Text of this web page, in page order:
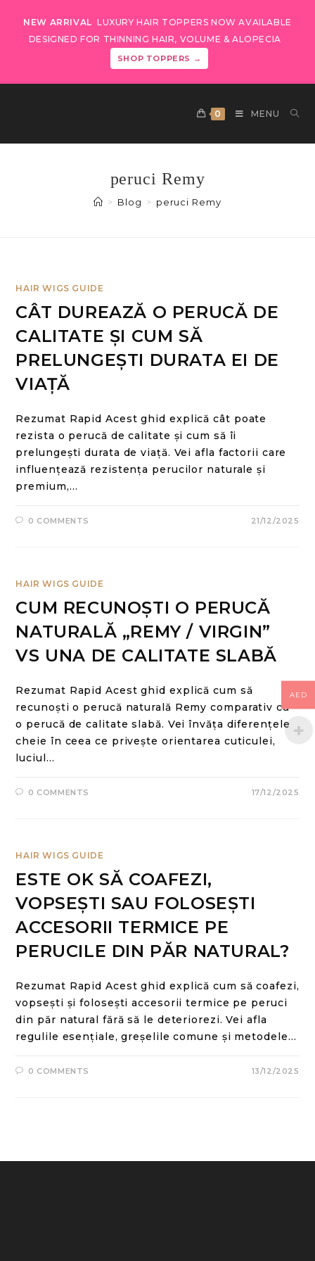
NEW ARRIVAL LUXURY HAIR TOPPERS NOW AVAILABLE
DESIGNED FOR THINNING HAIR, VOLUME & ALOPECIA
SHOP TOPPERS →
0 MENU
peruci Remy
> Blog > peruci Remy
HAIR WIGS GUIDE
CÂT DUREAZĂ O PERUCĂ DE
CALITATE ȘI CUM SĂ
PRELUNGEȘTI DURATA EI DE
VIAȚĂ
Rezumat Rapid Acest ghid explică cât poate
rezista o perucă de calitate și cum să îi
prelungești durata de viață. Vei afla factorii care
influențează rezistența perucilor naturale și
premium,…
0 COMMENTS 21/12/2025
HAIR WIGS GUIDE
CUM RECUNOȘTI O PERUCĂ
NATURALĂ „REMY / VIRGIN”
VS UNA DE CALITATE SLABĂ
Rezumat Rapid Acest ghid explică cum să
recunoști o perucă naturală Remy comparativ cu
o perucă de calitate slabă. Vei învăța diferențele
cheie în ceea ce privește orientarea cuticulei,
luciul…
0 COMMENTS 17/12/2025
HAIR WIGS GUIDE
ESTE OK SĂ COAFEZI,
VOPSEȘTI SAU FOLOSEȘTI
ACCESORII TERMICE PE
PERUCILE DIN PĂR NATURAL?
Rezumat Rapid Acest ghid explică cum să coafezi,
vopsești și folosești accesorii termice pe peruci
din păr natural fără să le deteriorezi. Vei afla
regulile esențiale, greșelile comune și metodele…
0 COMMENTS 13/12/2025
AED